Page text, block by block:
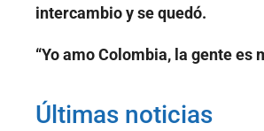
intercambio y se quedó.
“Yo amo Colombia, la gente es
Últimas noticias